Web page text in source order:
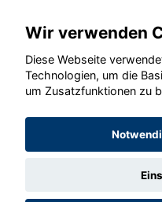
©
Wir verwenden
Diese Webseite
Technologien, um die
um Zusatzfunktionen zu